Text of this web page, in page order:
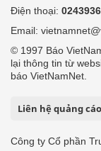
Điện thoại:
Email:
© 1997 Báo
lại thông tin từ
báo VietNamNet.
Liên hệ quảng cáo
Công ty Cổ phần